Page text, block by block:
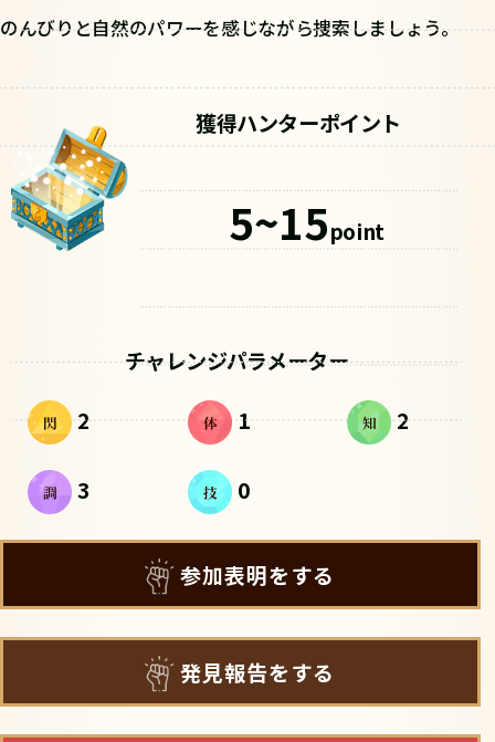
のんびりと自然のパワーを感じながら捜索しましょう。
獲得ハンターポイント
5~15point
チャレンジパラメーター
2
1 2
3 0
参加表明をする
発見報告をする